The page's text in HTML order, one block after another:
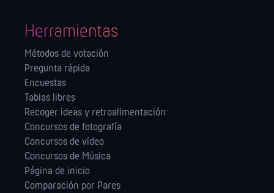
Herramientas
Métodos de votación
Pregunta rápida
Encuestas
Tablas libres
Recoger ideas y retroalimentación
Concursos de fotografía
Concursos de vídeo
Concursos de Música
Página de inicio
Comparación por Pares